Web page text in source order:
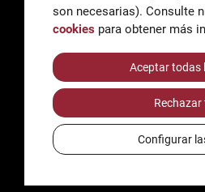
Trámites de secretaría
AccessibilidadAviso legal y Política
Política de cookies
Créditos
son necesarias). Consulte
cookies para obtener más
Aceptar todas
Configurar